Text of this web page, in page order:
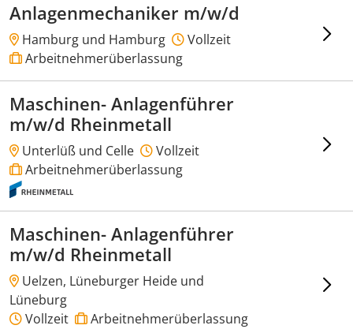
Anlagenmechaniker m/w/d
Hamburg und Hamburg
Vollzeit
Arbeitnehmerüberlassung
Maschinen- Anlagenführer
m/w/d Rheinmetall
Unterlüß und Celle
Vollzeit
Arbeitnehmerüberlassung
Maschinen- Anlagenführer
m/w/d Rheinmetall
Uelzen, Lüneburger Heide und
Lüneburg
Vollzeit
Arbeitnehmerüberlassung